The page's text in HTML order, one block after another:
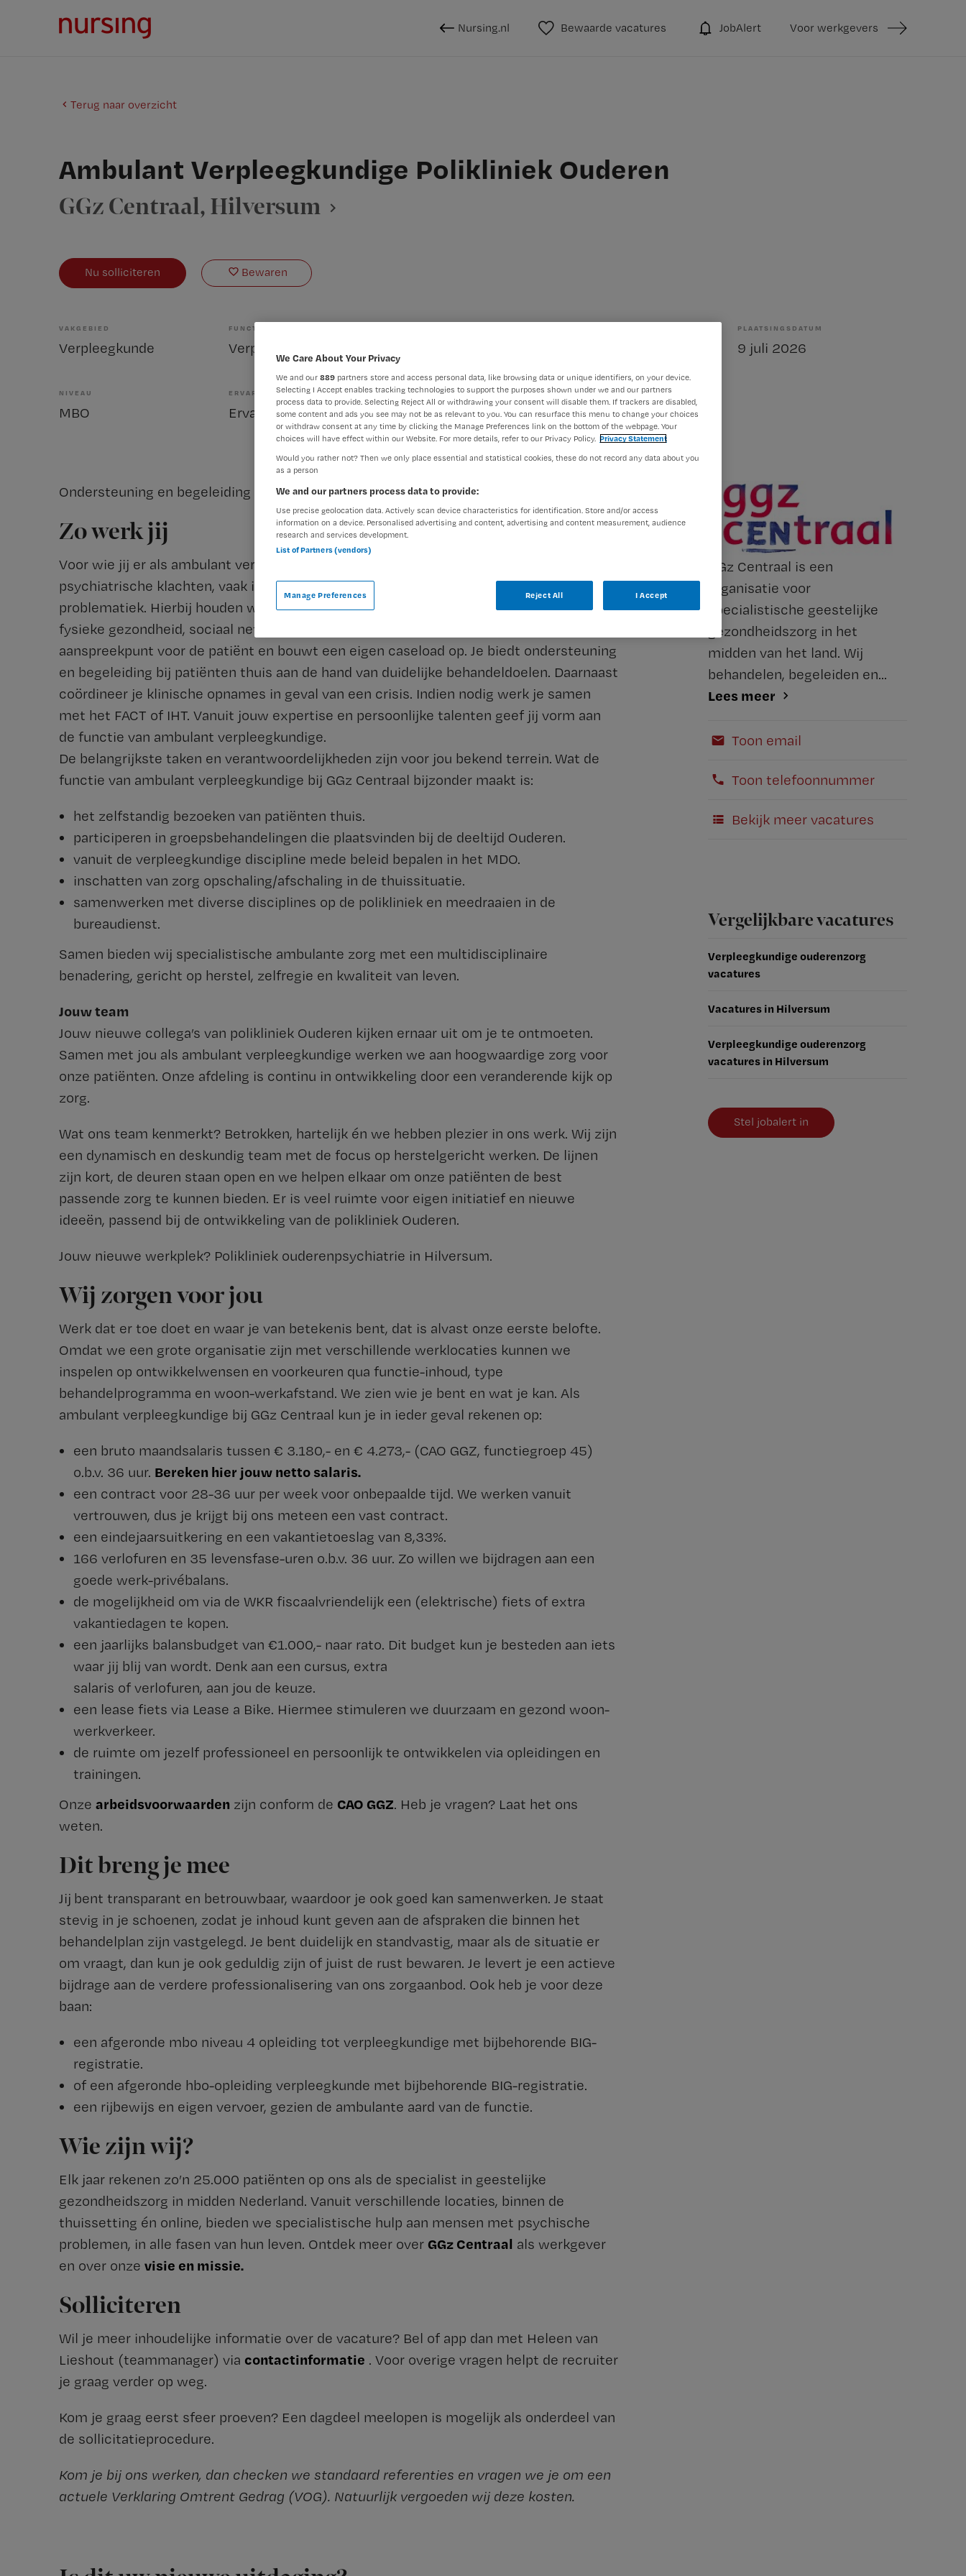
Nursing.nl Bewaarde vacatures JobAlert Voor werkgevers
Terug naar overzicht
Ambulant Verpleegkundige Polikliniek Ouderen
GGz Centraal, Hilversum
Nu solliciteren Bewaren
VAKGEBIED
Verpleegkunde
FUNCTIE PLAATSINGSDATUM
9 juli 2026
NIVEAU
MBO
ERVARING
Ervaren
DIENSTVERBAND
Fulltime
Ondersteuning en begeleiding bieden bij ouderen thuis. Jij zorgt ervoor.
Zo werk jij
Voor wie jij er als ambulant verpleegkundige bent? Ouderen vanaf circa 60 jaar met
psychiatrische klachten, vaak in combinatie met cognitieve of somatische
problematiek. Hierbij houden we ook rekening met leeftijdsspecifieke factoren zoals
fysieke gezondheid, sociaal netwerk en verlieservaringen. Jij bent het eerste
aanspreekpunt voor de patiënt en bouwt een eigen caseload op. Je biedt ondersteuning
en begeleiding bij patiënten thuis aan de hand van duidelijke behandeldoelen. Daarnaast
coördineer je klinische opnames in geval van een crisis. Indien nodig werk je samen
met het FACT of IHT. Vanuit jouw expertise en persoonlijke talenten geef jij vorm aan
de functie van ambulant verpleegkundige.
De belangrijkste taken en verantwoordelijkheden zijn voor jou bekend terrein. Wat de
functie van ambulant verpleegkundige bij GGz Centraal bijzonder maakt is:
het zelfstandig bezoeken van patiënten thuis.
participeren in groepsbehandelingen die plaatsvinden bij de deeltijd Ouderen.
vanuit de verpleegkundige discipline mede beleid bepalen in het MDO.
inschatten van zorg opschaling/afschaling in de thuissituatie.
samenwerken met diverse disciplines op de polikliniek en meedraaien in de
bureaudienst.
Samen bieden wij specialistische ambulante zorg met een multidisciplinaire
benadering, gericht op herstel, zelfregie en kwaliteit van leven.
Jouw team
Jouw nieuwe collega’s van polikliniek Ouderen kijken ernaar uit om je te ontmoeten.
Samen met jou als ambulant verpleegkundige werken we aan hoogwaardige zorg voor
onze patiënten. Onze afdeling is continu in ontwikkeling door een veranderende kijk op
zorg.
Wat ons team kenmerkt? Betrokken, hartelijk én we hebben plezier in ons werk. Wij zijn
een dynamisch en deskundig team met de focus op herstelgericht werken. De lijnen
zijn kort, de deuren staan open en we helpen elkaar om onze patiënten de best
passende zorg te kunnen bieden. Er is veel ruimte voor eigen initiatief en nieuwe
ideeën, passend bij de ontwikkeling van de polikliniek Ouderen.
Jouw nieuwe werkplek? Polikliniek ouderenpsychiatrie in Hilversum.
Wij zorgen voor jou
Werk dat er toe doet en waar je van betekenis bent, dat is alvast onze eerste belofte.
Omdat we een grote organisatie zijn met verschillende werklocaties kunnen we
inspelen op ontwikkelwensen en voorkeuren qua functie-inhoud, type
behandelprogramma en woon-werkafstand. We zien wie je bent en wat je kan. Als
ambulant verpleegkundige bij GGz Centraal kun je in ieder geval rekenen op:
een bruto maandsalaris tussen € 3.180,- en € 4.273,- (CAO GGZ, functiegroep 45)
o.b.v. 36 uur. Bereken hier jouw netto salaris.
een contract voor 28-36 uur per week voor onbepaalde tijd. We werken vanuit
vertrouwen, dus je krijgt bij ons meteen een vast contract.
een eindejaarsuitkering en een vakantietoeslag van 8,33%.
166 verlofuren en 35 levensfase-uren o.b.v. 36 uur. Zo willen we bijdragen aan een
goede werk-privébalans.
de mogelijkheid om via de WKR fiscaalvriendelijk een (elektrische) fiets of extra
vakantiedagen te kopen.
een jaarlijks balansbudget van €1.000,- naar rato. Dit budget kun je besteden aan iets
waar jij blij van wordt. Denk aan een cursus, extra
salaris of verlofuren, aan jou de keuze.
een lease fiets via Lease a Bike. Hiermee stimuleren we duurzaam en gezond woon-
werkverkeer.
de ruimte om jezelf professioneel en persoonlijk te ontwikkelen via opleidingen en
trainingen.
Onze arbeidsvoorwaarden zijn conform de CAO GGZ. Heb je vragen? Laat het ons
weten.
Dit breng je mee
Jij bent transparant en betrouwbaar, waardoor je ook goed kan samenwerken. Je staat
stevig in je schoenen, zodat je inhoud kunt geven aan de afspraken die binnen het
behandelplan zijn vastgelegd. Je bent duidelijk en standvastig, maar als de situatie er
om vraagt, dan kun je ook geduldig zijn of juist de rust bewaren. Je levert je een actieve
bijdrage aan de verdere professionalisering van ons zorgaanbod. Ook heb je voor deze
baan:
een afgeronde mbo niveau 4 opleiding tot verpleegkundige met bijbehorende BIG-
registratie.
of een afgeronde hbo-opleiding verpleegkunde met bijbehorende BIG-registratie.
een rijbewijs en eigen vervoer, gezien de ambulante aard van de functie.
Wie zijn wij?
Elk jaar rekenen zo’n 25.000 patiënten op ons als de specialist in geestelijke
gezondheidszorg in midden Nederland. Vanuit verschillende locaties, binnen de
thuissetting én online, bieden we specialistische hulp aan mensen met psychische
problemen, in alle fasen van hun leven. Ontdek meer over GGz Centraal als werkgever
en over onze visie en missie.
Solliciteren
Wil je meer inhoudelijke informatie over de vacature? Bel of app dan met Heleen van
Lieshout (teammanager) via contactinformatie . Voor overige vragen helpt de recruiter
je graag verder op weg.
Kom je graag eerst sfeer proeven? Een dagdeel meelopen is mogelijk als onderdeel van
de sollicitatieprocedure.
Kom je bij ons werken, dan checken we standaard referenties en vragen we je om een
actuele Verklaring Omtrent Gedrag (VOG). Natuurlijk vergoeden wij deze kosten.
GGz Centraal is een
organisatie voor
specialistische geestelijke
gezondheidszorg in het
midden van het land. Wij
behandelen, begeleiden en...
Lees meer
Toon email
Toon telefoonnummer
Bekijk meer vacatures
Vergelijkbare vacatures
Verpleegkundige ouderenzorg
vacatures
Vacatures in Hilversum
Verpleegkundige ouderenzorg
vacatures in Hilversum
Stel jobalert in
We Care About Your Privacy
We and our 889 partners store and access personal data, like browsing data or unique identifiers, on your device.
Selecting I Accept enables tracking technologies to support the purposes shown under we and our partners
process data to provide. Selecting Reject All or withdrawing your consent will disable them. If trackers are disabled,
some content and ads you see may not be as relevant to you. You can resurface this menu to change your choices
or withdraw consent at any time by clicking the Manage Preferences link on the bottom of the webpage. Your
choices will have effect within our Website. For more details, refer to our Privacy Policy. Privacy Statement
Would you rather not? Then we only place essential and statistical cookies, these do not record any data about you
as a person
We and our partners process data to provide:
Use precise geolocation data. Actively scan device characteristics for identification. Store and/or access
information on a device. Personalised advertising and content, advertising and content measurement, audience
research and services development.
List of Partners (vendors)
Manage Preferences Reject All I Accept